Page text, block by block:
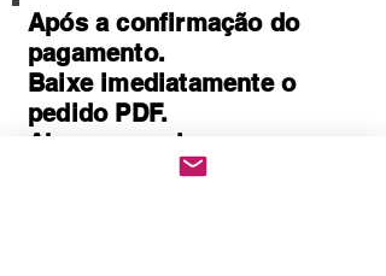
Após a confirmação do
pagamento.
Baixe imediatamente o
pedido PDF.
Abre em qualquer
computador, celular,